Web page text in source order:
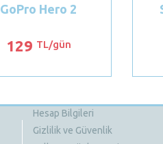
GoPro Hero 2
129 TL/gün
Hesap Bilgileri
Gizlilik ve Güvenlik